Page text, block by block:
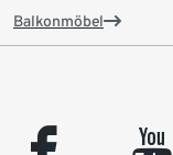
Balkonmöbel